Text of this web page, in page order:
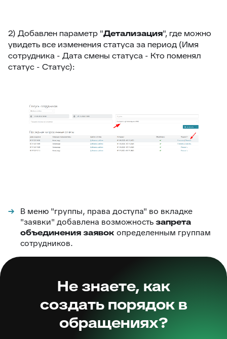
2) Добавлен параметр "Детализация", где можно
увидеть все изменения статуса за период (Имя
сотрудника - Дата смены статуса - Кто поменял
статус - Статус):
В меню "группы, права доступа" во вкладке
"заявки" добавлена возможностьзапрета
объединения заявок определенным группам
сотрудников.
Не знаете, как
создать порядок в
обращениях?